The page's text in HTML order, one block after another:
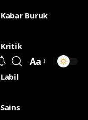
Kabar Buruk
Kritik
Labil
Sains
Aa